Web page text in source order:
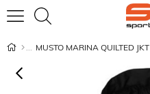
MUSTO MARINA QUILTED JKT